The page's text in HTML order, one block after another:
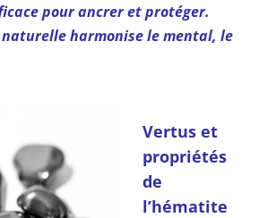
pour ancrer et protéger.
harmonise le mental, le
Vertus et
propriétés
de
l’hématite